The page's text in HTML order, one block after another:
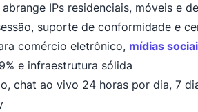
IPs residenciais, móveis e
suporte de conformidade e
comércio eletrônico, mídias
e infraestrutura sólida
chat ao vivo 24 horas por dia, 7